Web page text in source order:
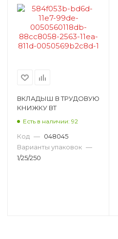
ВКЛАДЫШ В ТРУДОВУЮ
КНИЖКУ ВТ
Есть в наличии: 92
Код — 048045
Варианты упаковок —
1/25/250